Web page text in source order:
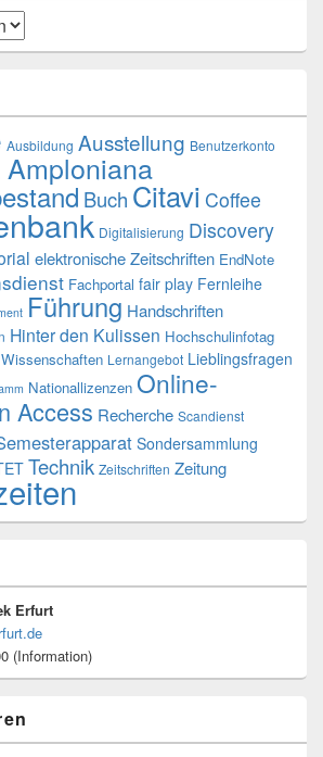
Ausbildung Ausstellung Benutzerkonto
Buch Citavi Coffee
Digitalisierung Discovery
elektronische Zeitschriften EndNote
Fachportal fair play Fernleihe
Führung Handschriften
Hinter den Kulissen Hochschulinfotag
Lernangebot Lieblingsfragen
Nationallizenzen Online-
Access Recherche Scandienst
Sondersammlung
Technik Zeitschriften Zeitung
Erfurt
(Information)